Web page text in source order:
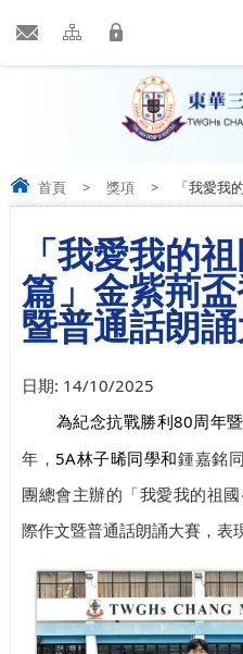
首頁 > 獎項 > 「我愛我
「我愛我的
篇」金紫荊
暨普通話朗
日期: 14/10/2025
為紀念抗戰勝利80周年暨
年， 5A林子晞同學和鍾嘉銘
團總會主辦的「我愛我的祖
際作文暨普通話朗誦大賽，表